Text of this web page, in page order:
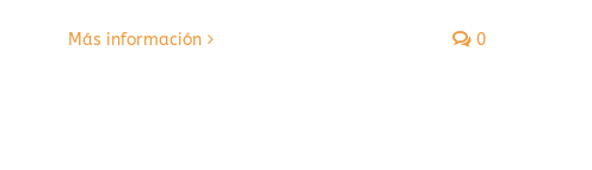
Más información 0